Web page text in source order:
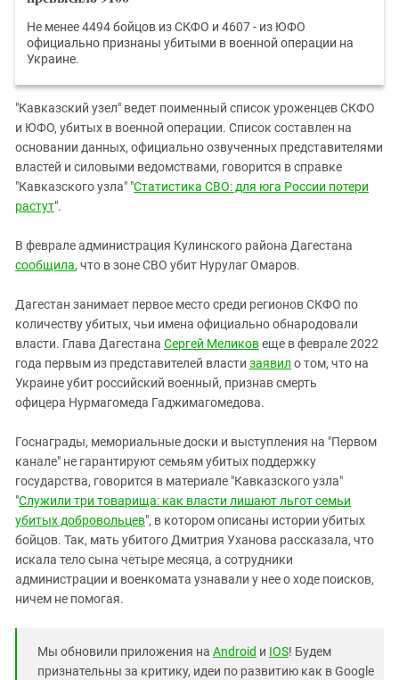
Не менее 4494 бойцов из СКФО и 4607 - из ЮФО
официально признаны убитыми в военной операции на
Украине.
"Кавказский узел" ведет поименный список уроженцев СКФО
и ЮФО, убитых в военной операции. Список составлен на
основании данных, официально озвученных представителями
властей и силовыми ведомствами, говорится в справке
"Кавказского узла" "Статистика СВО: для юга России потери
растут".
В феврале администрация Кулинского района Дагестана
сообщила, что в зоне СВО убит Нурулаг Омаров.
Дагестан занимает первое место среди регионов СКФО по
количеству убитых, чьи имена официально обнародовали
власти. Глава Дагестана Сергей Меликовеще в феврале 2022
года первым из представителей власти заявил о том, что на
Украине убит российский военный, признав смерть
офицера Нурмагомеда Гаджимагомедова.
Госнаграды, мемориальные доски и выступления на "Первом
канале" не гарантируют семьям убитых поддержку
государства, говорится в материале "Кавказского узла"
"Служили три товарища: как власти лишают льгот семьи
убитых добровольцев", в котором описаны истории убитых
бойцов. Так, мать убитого Дмитрия Уханова рассказала, что
искала тело сына четыре месяца, а сотрудники
администрации и военкомата узнавали у нее о ходе поисков,
ничем не помогая.
Мы обновили приложения на Android и IOS! Будем
признательны за критику, идеи по развитию как в Google